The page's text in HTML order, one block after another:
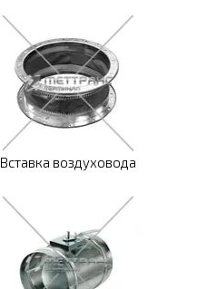
Вставка воздуховода